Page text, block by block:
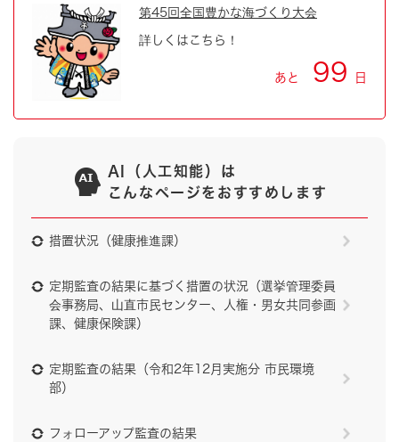
第45回全国豊かな海づくり大会
詳しくはこちら！
あと 99 日
AI（人工知能）は
こんなページをおすすめします
措置状況（健康推進課）
定期監査の結果に基づく措置の状況（選挙管理委員
会事務局、山直市民センター、人権・男女共同参画
課、健康保険課）
定期監査の結果（令和2年12月実施分 市民環境
部）
フォローアップ監査の結果